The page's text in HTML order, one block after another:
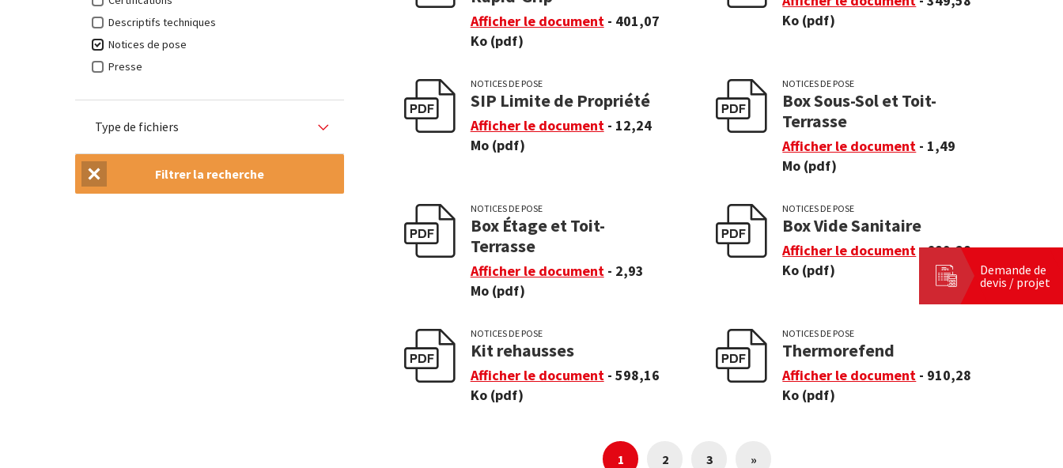
Descriptifs techniques
Notices de pose
Presse
Type de fichiers
Réinitialiser la recherche
Filtrer la recherche
Afficher le document - 401,07
Ko (pdf)
Ko (pdf)
NOTICES DE POSE
SIP Limite de Propriété
Afficher le document - 12,24
Mo (pdf)
NOTICES DE POSE
Box Sous-Sol et Toit-
Terrasse
Afficher le document - 1,49
Mo (pdf)
NOTICES DE POSE
Box Étage et Toit-
Terrasse
Afficher le document - 2,93
Mo (pdf)
NOTICES DE POSE
Box Vide Sanitaire
Afficher le document- 689,28
Ko (pdf)
NOTICES DE POSE
Kit rehausses
Afficher le document - 598,16
Ko (pdf)
NOTICES DE POSE
Thermorefend
Afficher le document - 910,28
Ko (pdf)
1 2 3 »
Demande de
devis / projet